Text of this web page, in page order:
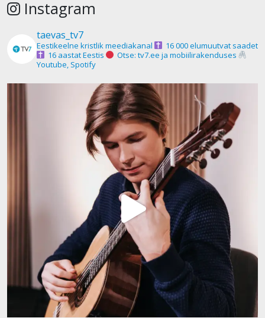
Instagram
taevas_tv7
Eestikeelne kristlik meediakanal
16 000 elumuutvat saadet
16 aastat Eestis
Otse: tv7.ee ja mobiilirakenduses
Youtube, Spotify